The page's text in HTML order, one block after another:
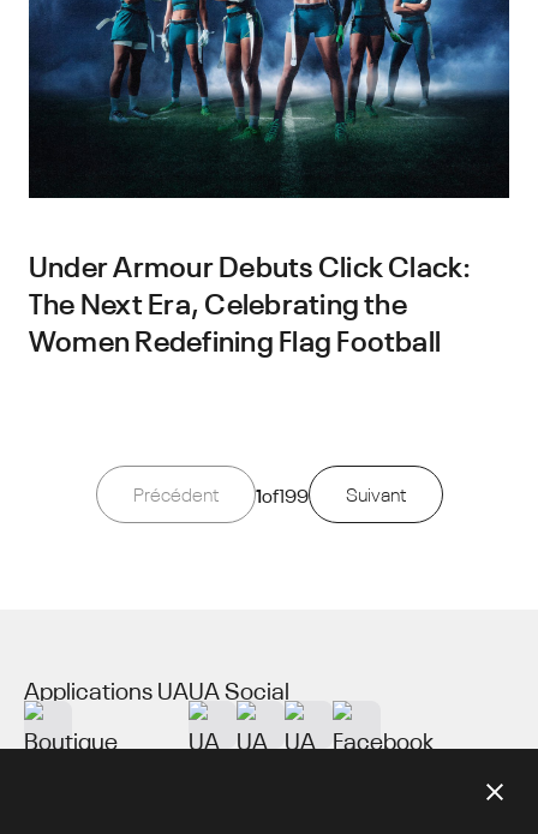
Under Armour Debuts Click Clack:
The Next Era, Celebrating the
Women Redefining Flag Football
Précédent 1of199 Suivant
Applications UAUA Social